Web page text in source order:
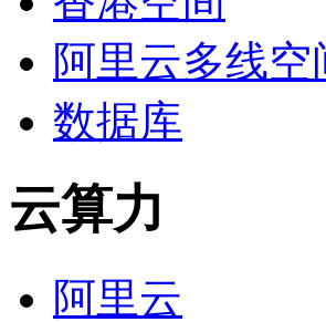
阿里云多线空
数据库
云算力
阿里云